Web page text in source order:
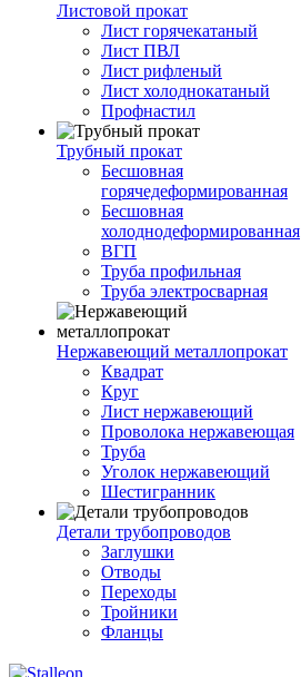
Листовой прокат
Лист горячекатаный
Лист ПВЛ
Лист рифленый
Лист холоднокатаный
Профнастил
Трубный прокат
Бесшовная
горячедеформированная
Бесшовная
холоднодеформированная
ВГП
Труба профильная
Труба электросварная
Нержавеющий металлопрокат
Квадрат
Круг
Лист нержавеющий
Проволока нержавеющая
Труба
Уголок нержавеющий
Шестигранник
Детали трубопроводов
Заглушки
Отводы
Переходы
Тройники
Фланцы